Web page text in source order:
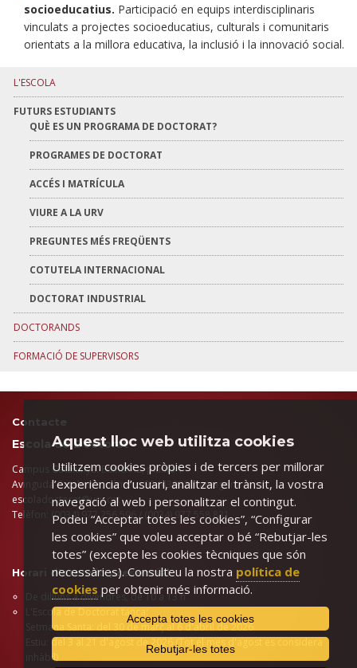
socioeducatius. Participació en equips interdisciplinaris
vinculats a projectes socioeducatius, culturals i comunitaris
orientats a la millora educativa, la inclusió i la innovació social.
L'ESCOLA
FUTURS ESTUDIANTS
QUÈ ES UN PROGRAMA DE DOCTORAT?
PROGRAMES DE DOCTORAT
ACCÉS I MATRÍCULA
VIURE A LA URV
PREGUNTES MÉS FREQÜENTS
COTUTELA INTERNACIONAL
DOCTORAT INDUSTRIAL
DOCTORANDS
FORMACIÓ DE SUPERVISORS
Contacte
Escola de Doctorat
Campus Catalunya. Edifici A2, planta 1
Avinguda Catalunya, número 35 (43002) Tarragona
​escoladoctorat@urv.cat
Telèfon: (0034) 977 256 596 / (0034) 977 558 831
Horari d'atenció presencial
De dilluns a divendres, de 10 a 13 h
L'Escola de Doctorat tanca:
Setmana Santa: del 30 de març al 6 d'abril de 2026
Estiu: del 3 al 21 d'agost de 2026 (Tot el mes d'agost es considera
inhàbil)
Aquest lloc web utilitza cookies
Utilitzem cookies pròpies i de tercers per millorar
l’experiència d’usuari, analitzar el trànsit, la vostra
navegació al web i personalitzar el contingut.
Podeu “Acceptar totes les cookies”, “Configurar
les cookies” que voleu acceptar o bé “Rebutjar-les
totes” (excepte les cookies tècniques que són
necessàries). Consulteu la nostra política de
cookies per obtenir més informació.
Accepta totes les cookies
Rebutjar-les totes